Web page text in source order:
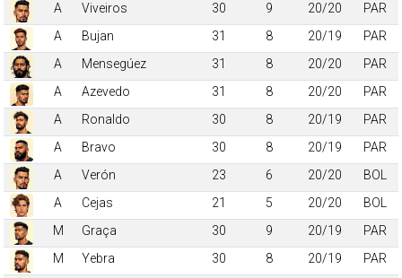
A
Viveiros 30 9 20/20
PAR
A
Bujan 31 8 20/19
PAR
A
Mensegúez 31 8 20/20
PAR
A
Azevedo 31 8 20/20
PAR
A
Ronaldo 30 8 20/19
PAR
A
Bravo 30 8 20/19
PAR
A
Verón 23 6 20/20
BOL
A
Cejas 21 5 20/20
BOL
M
Graça 30 9 20/19
PAR
M
Yebra 30 8 20/19
PAR